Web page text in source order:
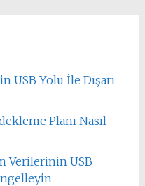
USB Yolu İle Dışarı
Planı Nasıl
Verilerinin USB